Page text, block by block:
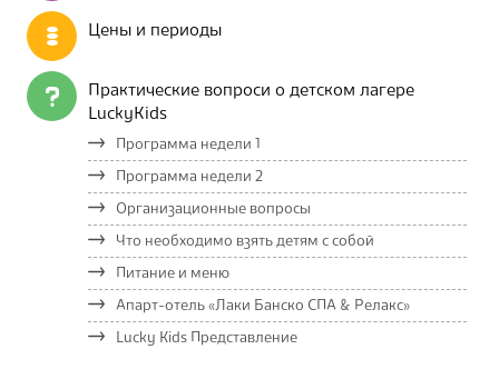
Цены и периоды
Практические вопроси о детском лагере
LuckyKids
Программа недели 1
Программа недели 2
Организационные вопросы
Что необходимо взять детям с собой
Питание и меню
Апарт-отель «Лаки Банско СПА & Релакс»
Lucky Kids Представление